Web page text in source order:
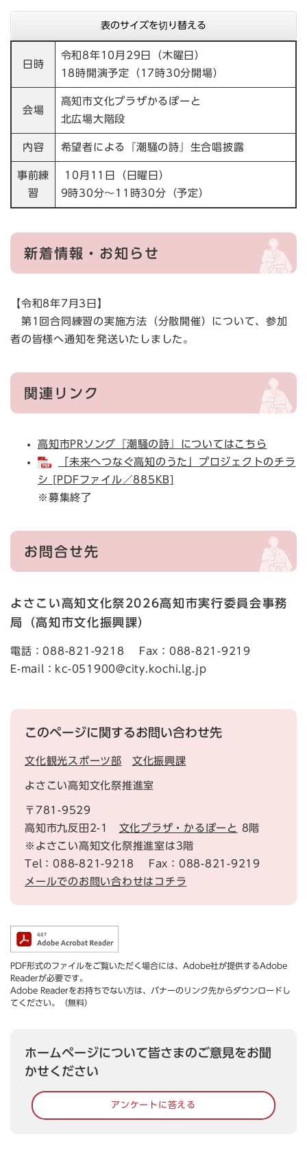
表のサイズを切り替える
日時
令和8年10月29日（木曜日）
18時開演予定（17時30分開場）
会場
高知市文化プラザかるぽーと
北広場大階段
内容 希望者による『潮騒の詩』生合唱披露
事前練
習
10月11日（日曜日）
9時30分～11時30分（予定​）
新着情報・お知らせ
【令和8年7月3日】
第1回合同練習の実施方法（分散開催）について、参加
者の皆様へ通知を発送いたしました。
関連リンク
高知市PRソング『潮騒の詩』についてはこちら
「未来へつなぐ高知のうた」プロジェクトのチラ
シ [PDFファイル／885KB]
※募集終了
お問合せ先
よさこい高知文化祭2026高知市実行委員会事務
局（高知市文化振興課）
電話：088-821-9218 Fax：088-821-9219
E-mail：kc-051900@city.kochi.lg.jp​
このページに関するお問い合わせ先
文化観光スポーツ部 文化振興課
よさこい高知文化祭推進室
〒781-9529
高知市九反田2-1 文化プラザ・かるぽーと 8階
※よさこい高知文化祭推進室は3階
Tel：088-821-9218
Fax：088-821-9219
メールでのお問い合わせはコチラ
PDF形式のファイルをご覧いただく場合には、Adobe社が提供するAdobe
Readerが必要です。
Adobe Readerをお持ちでない方は、バナーのリンク先からダウンロードし
てください。（無料）
ホームページについて皆さまのご意見をお聞
かせください
アンケートに答える